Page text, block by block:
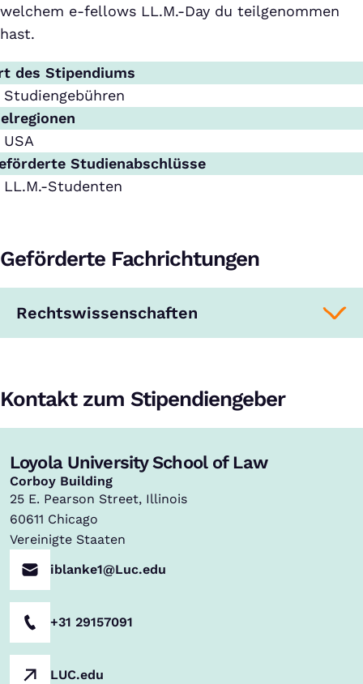
welchem e-fellows LL.M.-Day du teilgenommen
hast.
des Stipendiums
Studiengebühren
USA
Studienabschlüsse
LL.M.-Studenten
Geförderte Fachrichtungen
Rechtswissenschaften
Kontakt zum Stipendiengeber
Loyola University School of Law
,
Corboy Building
25 E. Pearson Street, Illinois
60611 Chicago
Vereinigte Staaten
iblanke1@Luc.edu
+31 29157091
LUC.edu